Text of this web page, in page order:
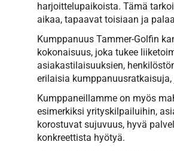
harjoittelupaikoista. Tämä
aikaa, tapaavat toisiaan ja
Kumppanuus Tammer-Golfin
kokonaisuus, joka tukee
asiakastilaisuuksien,
erilaisia
Kumppaneillamme on myös
esimerkiksi yrityskilpailuihin,
korostuvat sujuvuus, hyvä
konkreettista hyötyä.